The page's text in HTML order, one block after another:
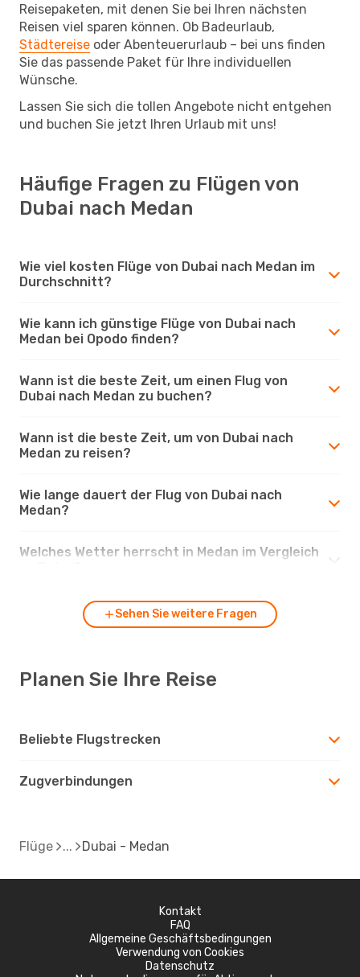
Reisepaketen, mit denen Sie bei Ihren nächsten
Reisen viel sparen können. Ob Badeurlaub,
Städtereise oder Abenteuerurlaub – bei uns finden
Sie das passende Paket für Ihre individuellen
Wünsche.
Lassen Sie sich die tollen Angebote nicht entgehen
und buchen Sie jetzt Ihren Urlaub mit uns!
Häufige Fragen zu Flügen von
Dubai nach Medan
Wie viel kosten Flüge von Dubai nach Medan im
Durchschnitt?
Wie kann ich günstige Flüge von Dubai nach
Medan bei Opodo finden?
Wann ist die beste Zeit, um einen Flug von
Dubai nach Medan zu buchen?
Wann ist die beste Zeit, um von Dubai nach
Medan zu reisen?
Wie lange dauert der Flug von Dubai nach
Medan?
Welches Wetter herrscht in Medan im Vergleich
Sehen Sie weitere Fragen
Planen Sie Ihre Reise
Beliebte Flugstrecken
Zugverbindungen
Flüge Dubai - Medan
Kontakt
FAQ
Allgemeine Geschäftsbedingungen
Verwendung von Cookies
Datenschutz